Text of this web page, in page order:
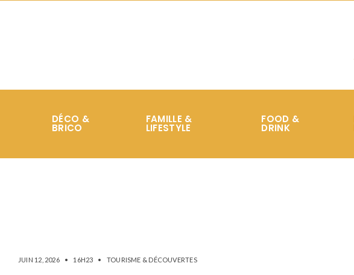
DÉCO &
BRICO
FAMILLE &
LIFESTYLE
FOOD &
DRINK
JUIN 12, 2026 • 16H23 • TOURISME & DÉCOUVERTES